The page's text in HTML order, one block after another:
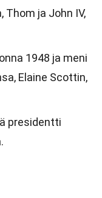
Thom ja John IV,
1948 ja meni
Elaine Scottin,
presidentti